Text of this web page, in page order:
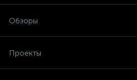
Обзоры
Проекты